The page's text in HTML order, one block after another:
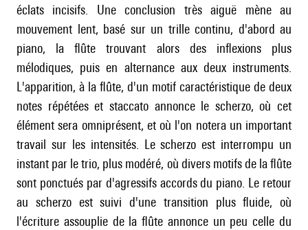
éclats incisifs. Une conclusion très aiguë mène au
mouvement lent, basé sur un trille continu, d'abord au
piano, la flûte trouvant alors des inflexions plus
mélodiques, puis en alternance aux deux instruments.
L'apparition, à la flûte, d'un motif caractéristique de deux
notes répétées et staccato annonce le scherzo, où cet
élément sera omniprésent, et où l'on notera un important
travail sur les intensités. Le scherzo est interrompu un
instant par le trio, plus modéré, où divers motifs de la flûte
sont ponctués par d'agressifs accords du piano. Le retour
au scherzo est suivi d'une transition plus fluide, où
l'écriture assouplie de la flûte annonce un peu celle du